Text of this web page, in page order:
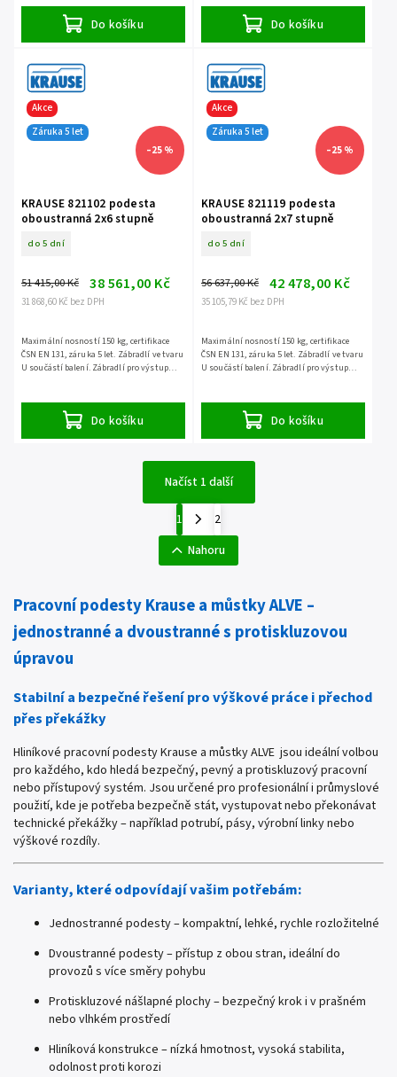
Do košíku Do košíku
Akce
Záruka 5 let
–25 %
KRAUSE 821102 podesta
oboustranná 2x6 stupně
do 5 dní
31 868,60 Kč bez DPH
51 415,00 Kč 38 561,00 Kč
Do košíku
Maximální nosností 150 kg, certifikace
ČSN EN 131, záruka 5 let. Zábradlí ve tvaru
U součástí balení. Zábradlí pro výstup
Akce
Záruka 5 let
–25 %
KRAUSE 821119 podesta
oboustranná 2x7 stupně
do 5 dní
35 105,79 Kč bez DPH
56 637,00 Kč 42 478,00 Kč
Do košíku
Maximální nosností 150 kg, certifikace
ČSN EN 131, záruka 5 let. Zábradlí ve tvaru
U součástí balení. Zábradlí pro výstup
Načíst 1 další
1
2
Nahoru
Pracovní podesty Krause a můstky ALVE –
jednostranné a dvoustranné s protiskluzovou
úpravou
Stabilní a bezpečné řešení pro výškové práce i přechod
přes překážky
Hliníkové pracovní podesty Krause a můstky ALVE jsou ideální volbou
pro každého, kdo hledá bezpečný, pevný a protiskluzový pracovní
nebo přístupový systém. Jsou určené pro profesionální i průmyslové
použití, kde je potřeba bezpečně stát, vystupovat nebo překonávat
technické překážky – například potrubí, pásy, výrobní linky nebo
výškové rozdíly.
Varianty, které odpovídají vašim potřebám:
Jednostranné podesty – kompaktní, lehké, rychle rozložitelné
Dvoustranné podesty – přístup z obou stran, ideální do
provozů s více směry pohybu
Protiskluzové nášlapné plochy – bezpečný krok i v prašném
nebo vlhkém prostředí
Hliníková konstrukce – nízká hmotnost, vysoká stabilita,
odolnost proti korozi